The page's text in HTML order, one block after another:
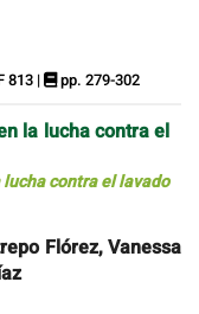
813 | pp. 279-302
la lucha contra el
contra el lavado
Flórez, Vanessa